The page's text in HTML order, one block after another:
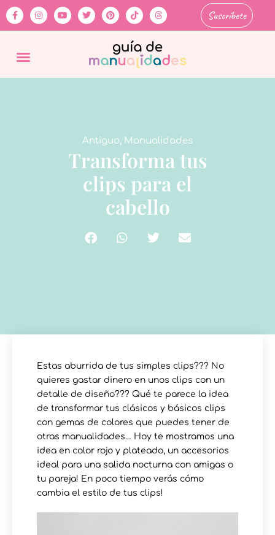
Suscríbete
Antiguo, Manualidades
Transforma tus
clips para el
cabello
Estas aburrida de tus simples clips??? No
quieres gastar dinero en unos clips con un
detalle de diseño??? Qué te parece la idea
de transformar tus clásicos y básicos clips
con gemas de colores que puedes tener de
otras manualidades… Hoy te mostramos una
idea en color rojo y plateado, un accesorios
ideal para una salida nocturna con amigas o
tu pareja! En poco tiempo verás cómo
cambia el estilo de tus clips!